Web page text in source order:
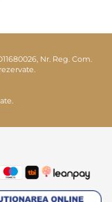
Nr. Reg. Com.